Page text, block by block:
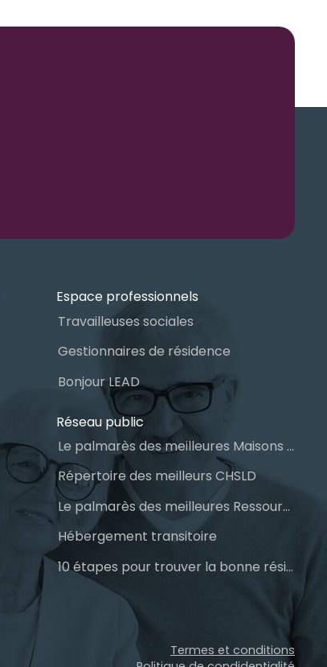
Espace professionnels
Travailleuses sociales
Gestionnaires de résidence
Bonjour LEAD
Réseau public
Le palmarès des meilleures Maisons des aînés du Québec
Répertoire des meilleurs CHSLD
Le palmarès des meilleures Ressources Intermédiaires (RI)
Hébergement transitoire
10 étapes pour trouver la bonne résidence pour personnes âgées
Termes et conditions